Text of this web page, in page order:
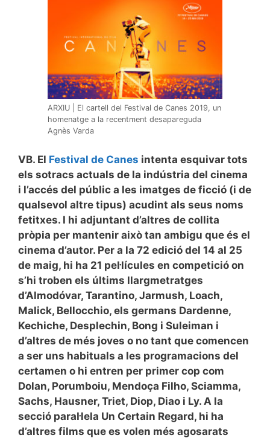
ARXIU | El cartell del Festival de Canes 2019, un
homenatge a la recentment desapareguda
Agnès Varda
VB. El Festival de Canes intenta esquivar tots
els sotracs actuals de la indústria del cinema
i l’accés del públic a les imatges de ficció (i de
qualsevol altre tipus) acudint als seus noms
fetitxes. I hi adjuntant d’altres de collita
pròpia per mantenir això tan ambigu que és el
cinema d’autor. Per a la 72 edició del 14 al 25
de maig, hi ha 21 pel·lícules en competició on
s’hi troben els últims llargmetratges
d’Almodóvar, Tarantino, Jarmush, Loach,
Malick, Bellocchio, els germans Dardenne,
Kechiche, Desplechin, Bong i Suleiman i
d’altres de més joves o no tant que comencen
a ser uns habituals a les programacions del
certamen o hi entren per primer cop com
Dolan, Porumboiu, Mendoça Filho, Sciamma,
Sachs, Hausner, Triet, Diop, Diao i Ly. A la
secció paral·lela Un Certain Regard, hi ha
d’altres films que es volen més agosarats